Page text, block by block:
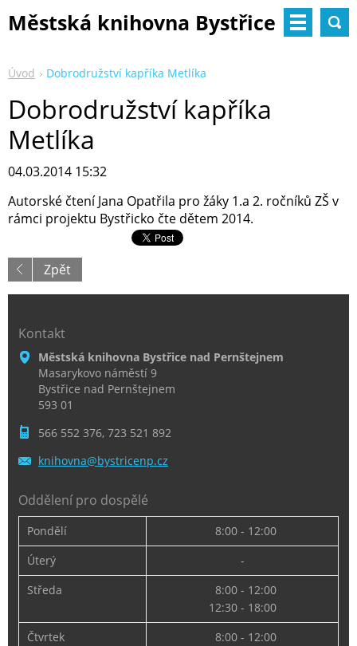
Městská knihovna Bystřice
Úvod Dobrodružství kapříka Metlíka
Dobrodružství kapříka
Metlíka
04.03.2014 15:32
Autorské čtení Jana Opatřila pro žáky 1.a 2. ročníků ZŠ v
rámci projektu Bystřicko čte dětem 2014.
Zpět
Kontakt
Městská knihovna Bystřice nad Pernštejnem
Masarykovo náměstí 9
Bystřice nad Pernštejnem
593 01
566 552 376, 723 521 892
knihovna@bystricenp.cz
Oddělení pro dospělé
Pondělí
8:00 - 12:00
Úterý
-
Středa
8:00 - 12:00
12:30 - 18:00
Čtvrtek
8:00 - 12:00